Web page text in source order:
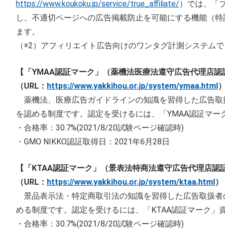
https://www.koukoku.jp/service/true_affiliate/）では、「
し、不適切ページへの広告掲載防止を可能にする機能（
ます。
（※2）アフィリエイト広告向けのワンタグ計測システム
【「YMAA認証マーク」（薬機法医療法遵守広告代理店認
（URL： https://www.yakkihou.or.jp/system/ymaa.html）
薬機法、医療広告ガイドラインの知識を習得した広告
を認める制度です。認定を受けるには、「YMAA認証マ
・合格率：30.7%(2021/8/20試験ページ確認時)
・GMO NIKKO認証取得日：2021年6月28日
【「KTAA認証マーク」（景表法特商法遵守広告代理店認
（URL： https://www.yakkihou.or.jp/system/ktaa.html）
景品表示法・特定商取引法の知識を習得した広告取扱
める制度です。認定を受けるには、「KTAA認証マーク」
・合格率：30.7%(2021/8/20試験ページ確認時)